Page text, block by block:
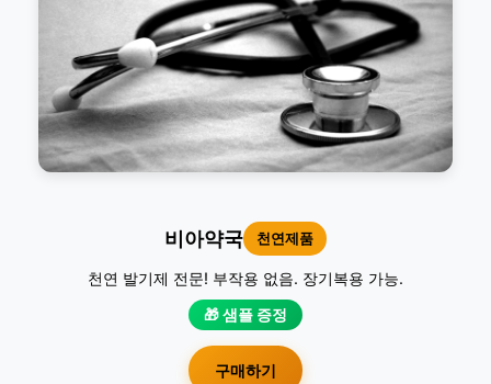
비아약국 천연제품
천연 발기제 전문! 부작용 없음. 장기복용 가능.
🎁 샘플 증정
구매하기